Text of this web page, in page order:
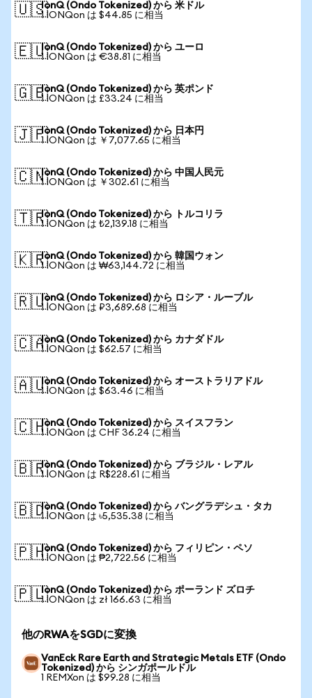
🇺🇸IonQ (Ondo Tokenized) から 米ドル
1 IONQon は $44.85 に相当
🇪🇺IonQ (Ondo Tokenized) から ユーロ
1 IONQon は €38.81 に相当
🇬🇧IonQ (Ondo Tokenized) から 英ポンド
1 IONQon は £33.24 に相当
🇯🇵IonQ (Ondo Tokenized) から 日本円
1 IONQon は ￥7,077.65 に相当
🇨🇳IonQ (Ondo Tokenized) から 中国人民元
1 IONQon は ￥302.61 に相当
🇹🇷IonQ (Ondo Tokenized) から トルコリラ
1 IONQon は ₺2,139.18 に相当
🇰🇷IonQ (Ondo Tokenized) から 韓国ウォン
1 IONQon は ₩63,144.72 に相当
🇷🇺IonQ (Ondo Tokenized) から ロシア・ルーブル
1 IONQon は ₽3,689.68 に相当
🇨🇦IonQ (Ondo Tokenized) から カナダドル
1 IONQon は $62.57 に相当
🇦🇺IonQ (Ondo Tokenized) から オーストラリアドル
1 IONQon は $63.46 に相当
🇨🇭IonQ (Ondo Tokenized) から スイスフラン
1 IONQon は CHF 36.24 に相当
🇧🇷IonQ (Ondo Tokenized) から ブラジル・レアル
1 IONQon は R$228.61 に相当
🇧🇩IonQ (Ondo Tokenized) から バングラデシュ・タカ
1 IONQon は ৳5,535.38 に相当
🇵🇭IonQ (Ondo Tokenized) から フィリピン・ペソ
1 IONQon は ₱2,722.56 に相当
🇵🇱IonQ (Ondo Tokenized) から ポーランド ズロチ
1 IONQon は zł 166.63 に相当
他のRWAをSGDに変換
VanEck Rare Earth and Strategic Metals ETF (Ondo
Tokenized) から シンガポールドル
1 REMXon は $99.28 に相当